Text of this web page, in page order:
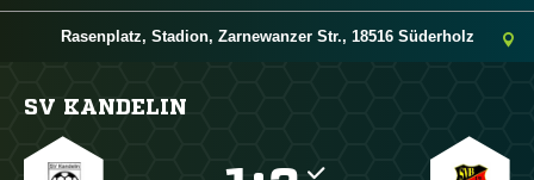
Rasenplatz, Stadion, Zarnewanzer Str., 18516 Süderholz
SV KANDELIN